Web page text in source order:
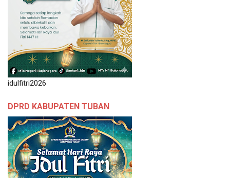
idulfitri2026
DPRD KABUPATEN TUBAN